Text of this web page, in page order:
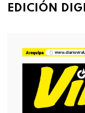
EDICIÓN